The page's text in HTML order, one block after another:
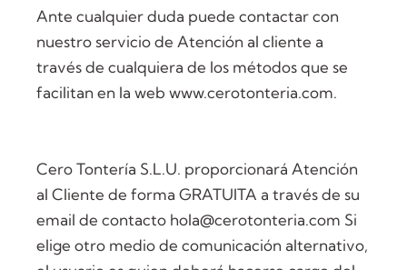
Ante cualquier duda puede contactar con
nuestro servicio de Atención al cliente a
través de cualquiera de los métodos que se
facilitan en la web www.cerotonteria.com.
Cero Tontería S.L.U. proporcionará Atención
al Cliente de forma GRATUITA a través de su
email de contacto hola@cerotonteria.com Si
elige otro medio de comunicación alternativo,